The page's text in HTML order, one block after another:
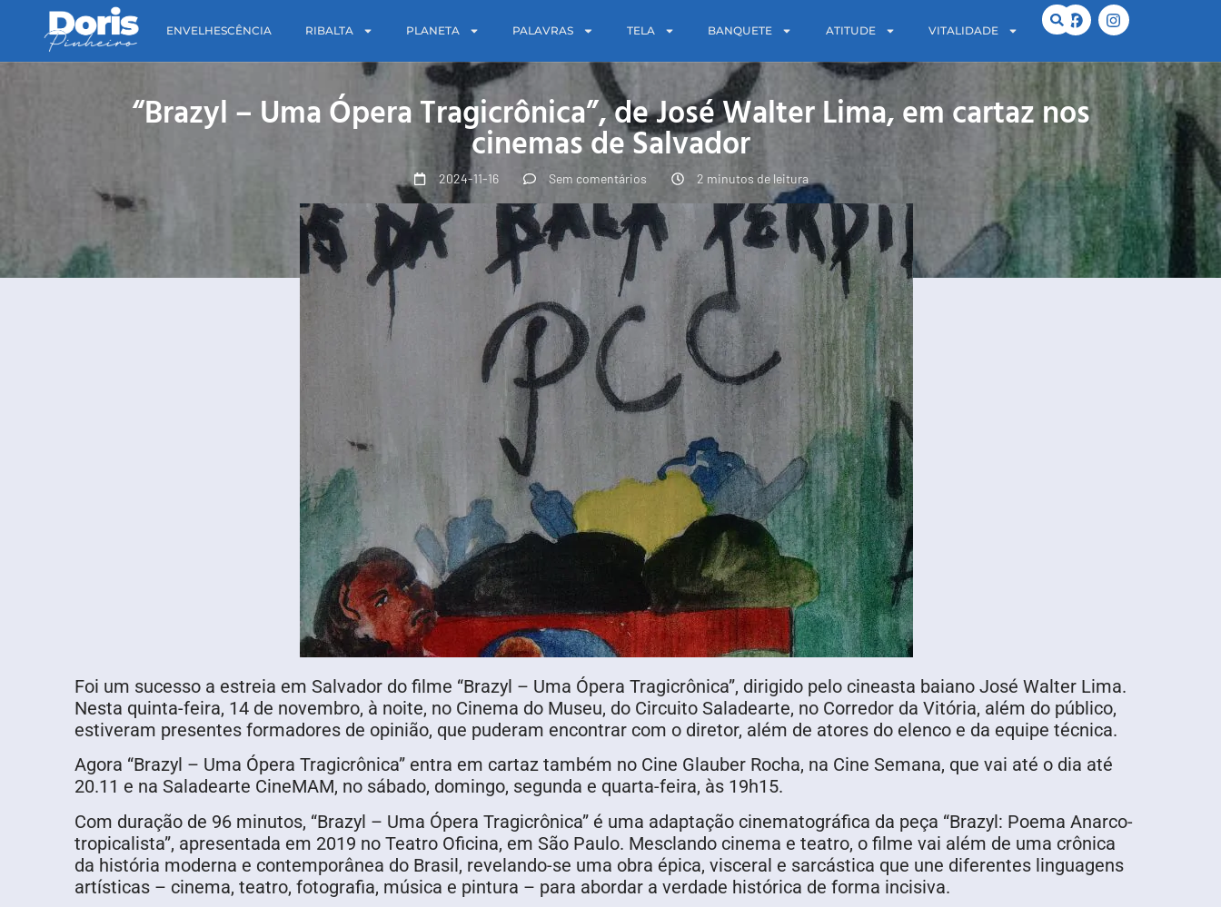
ENVELHESCÊNCIA RIBALTA PLANETA PALAVRAS TELA BANQUETE ATITUDE VITALIDADE
“Brazyl – Uma Ópera Tragicrônica”, de José Walter Lima, em cartaz nos
cinemas de Salvador
2024-11-16 Sem comentários 2 minutos de leitura
Foi um sucesso a estreia em Salvador do filme “Brazyl – Uma Ópera Tragicrônica”, dirigido pelo cineasta baiano José Walter Lima.
Nesta quinta-feira, 14 de novembro, à noite, no Cinema do Museu, do Circuito Saladearte, no Corredor da Vitória, além do público,
estiveram presentes formadores de opinião, que puderam encontrar com o diretor, além de atores do elenco e da equipe técnica.
Agora “Brazyl – Uma Ópera Tragicrônica” entra em cartaz também no Cine Glauber Rocha, na Cine Semana, que vai até o dia até
20.11 e na Saladearte CineMAM, no sábado, domingo, segunda e quarta-feira, às 19h15.
Com duração de 96 minutos, “Brazyl – Uma Ópera Tragicrônica” é uma adaptação cinematográfica da peça “Brazyl: Poema Anarco-
tropicalista”, apresentada em 2019 no Teatro Oficina, em São Paulo. Mesclando cinema e teatro, o filme vai além de uma crônica
da história moderna e contemporânea do Brasil, revelando-se uma obra épica, visceral e sarcástica que une diferentes linguagens
artísticas – cinema, teatro, fotografia, música e pintura – para abordar a verdade histórica de forma incisiva.